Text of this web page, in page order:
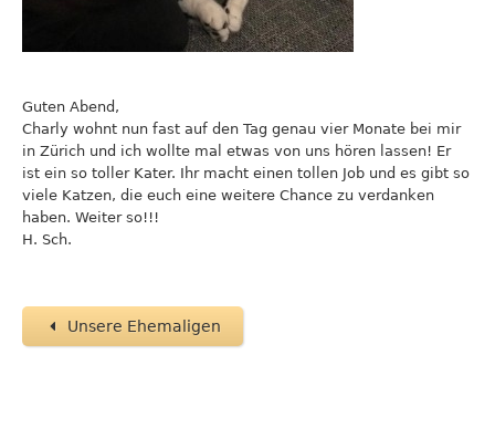
Guten Abend,
Charly wohnt nun fast auf den Tag genau vier Monate bei mir
in Zürich und ich wollte mal etwas von uns hören lassen! Er
ist ein so toller Kater. Ihr macht einen tollen Job und es gibt so
viele Katzen, die euch eine weitere Chance zu verdanken
haben. Weiter so!!!
H. Sch.
Unsere Ehemaligen